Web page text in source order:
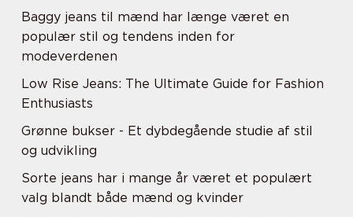
Baggy jeans til mænd har længe været en
populær stil og tendens inden for
modeverdenen
Low Rise Jeans: The Ultimate Guide for Fashion
Enthusiasts
Grønne bukser - Et dybdegående studie af stil
og udvikling
Sorte jeans har i mange år været et populært
valg blandt både mænd og kvinder